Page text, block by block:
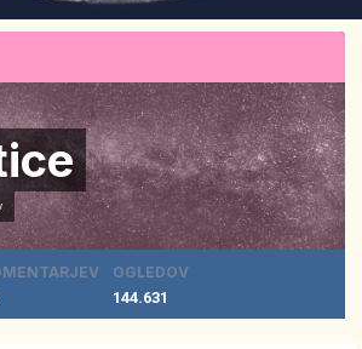
OGLEDOV
144.631